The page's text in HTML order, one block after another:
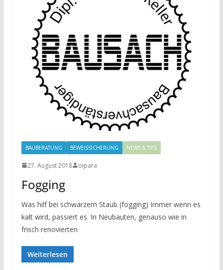
BAUBERATUNG BEWEISSICHERUNG NEWS & TIPS
27. August 2018 oipara
Fogging
Was hilf bei schwarzem Staub (fogging) Immer wenn es
kalt wird, passiert es. In Neubauten, genauso wie in
frisch renovierten
Weiterlesen